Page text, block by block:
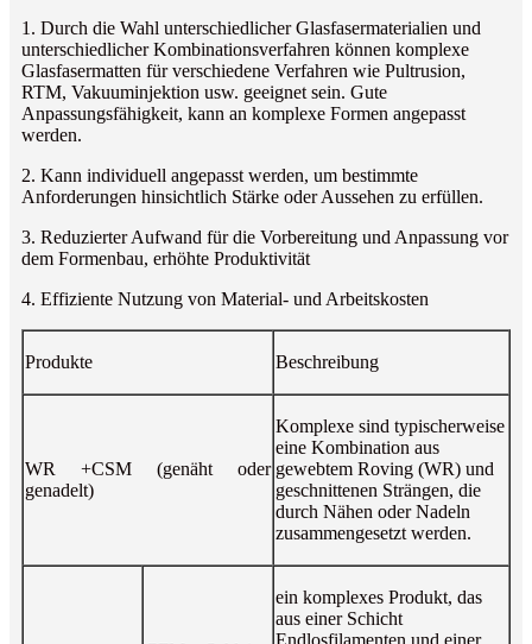
1. Durch die Wahl unterschiedlicher Glasfasermaterialien und
unterschiedlicher Kombinationsverfahren können komplexe
Glasfasermatten für verschiedene Verfahren wie Pultrusion,
RTM, Vakuuminjektion usw. geeignet sein. Gute
Anpassungsfähigkeit, kann an komplexe Formen angepasst
werden.
2. Kann individuell angepasst werden, um bestimmte
Anforderungen hinsichtlich Stärke oder Aussehen zu erfüllen.
3. Reduzierter Aufwand für die Vorbereitung und Anpassung vor
dem Formenbau, erhöhte Produktivität
4. Effiziente Nutzung von Material- und Arbeitskosten
Produkte Beschreibung
WR +CSM (genäht oder
genadelt)
Komplexe sind typischerweise
eine Kombination aus
gewebtem Roving (WR) und
geschnittenen Strängen, die
durch Nähen oder Nadeln
zusammengesetzt werden.
ein komplexes Produkt, das
aus einer Schicht
Endlosfilamenten und einer